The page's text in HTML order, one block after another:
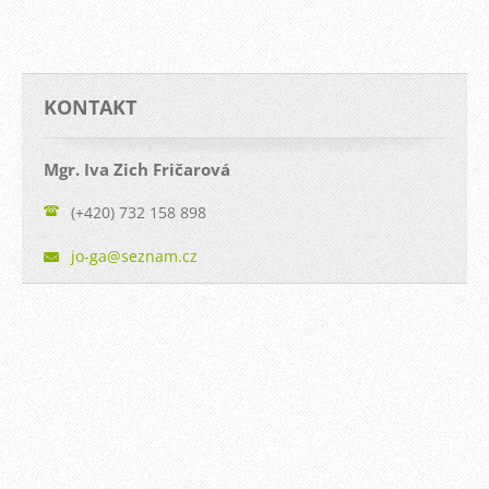
KONTAKT
Mgr. Iva Zich Fričarová
(+420) 732 158 898
jo-ga@seznam.cz